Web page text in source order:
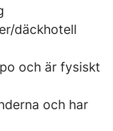
däckhotell
och är fysiskt
och har